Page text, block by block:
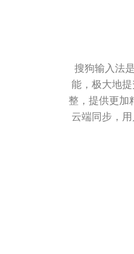
搜狗输入法
能，极大地
整，提供更加
云端同步，